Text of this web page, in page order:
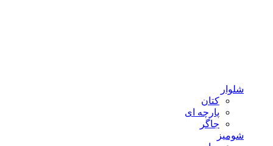
شلوار
کتان
پارچه ای
جاگر
شومیز